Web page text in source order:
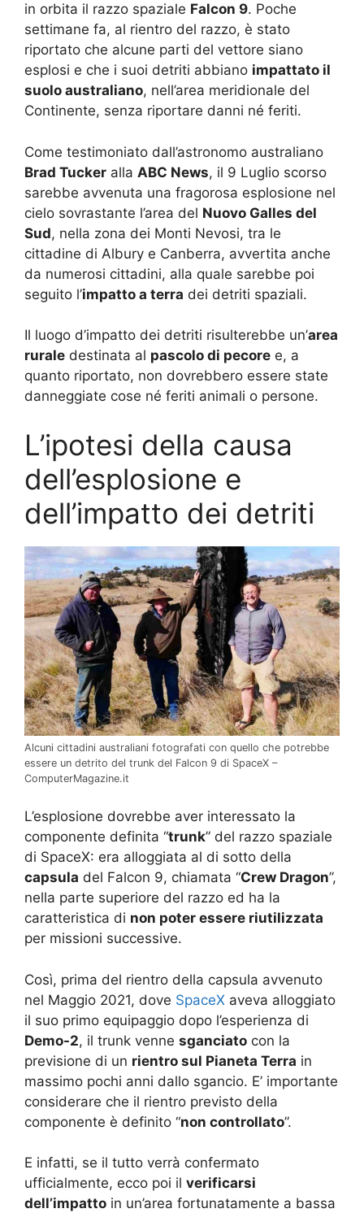
in orbita il razzo spaziale Falcon 9. Poche
settimane fa, al rientro del razzo, è stato
riportato che alcune parti del vettore siano
esplosi e che i suoi detriti abbiano impattato il
suolo australiano, nell’area meridionale del
Continente, senza riportare danni né feriti.
Come testimoniato dall’astronomo australiano
Brad Tucker alla ABC News, il 9 Luglio scorso
sarebbe avvenuta una fragorosa esplosione nel
cielo sovrastante l’area del Nuovo Galles del
Sud, nella zona dei Monti Nevosi, tra le
cittadine di Albury e Canberra, avvertita anche
da numerosi cittadini, alla quale sarebbe poi
seguito l’impatto a terra dei detriti spaziali.
Il luogo d’impatto dei detriti risulterebbe un’area
rurale destinata al pascolo di pecore e, a
quanto riportato, non dovrebbero essere state
danneggiate cose né feriti animali o persone.
L’ipotesi della causa
dell’esplosione e
dell’impatto dei detriti
Alcuni cittadini australiani fotografati con quello che potrebbe
essere un detrito del trunk del Falcon 9 di SpaceX –
ComputerMagazine.it
L’esplosione dovrebbe aver interessato la
componente definita “trunk” del razzo spaziale
di SpaceX: era alloggiata al di sotto della
capsula del Falcon 9, chiamata “Crew Dragon”,
nella parte superiore del razzo ed ha la
caratteristica di non poter essere riutilizzata
per missioni successive.
Così, prima del rientro della capsula avvenuto
nel Maggio 2021, dove SpaceX aveva alloggiato
il suo primo equipaggio dopo l’esperienza di
Demo-2, il trunk venne sganciato con la
previsione di un rientro sul Pianeta Terra in
massimo pochi anni dallo sgancio. E’ importante
considerare che il rientro previsto della
componente è definito “non controllato”.
E infatti, se il tutto verrà confermato
ufficialmente, ecco poi il verificarsi
dell’impatto in un’area fortunatamente a bassa